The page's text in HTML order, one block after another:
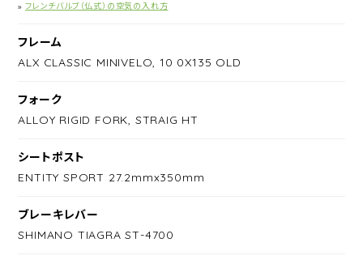
»フレンチバルブ（仏式）の空気の入れ方
フレーム
ALX CLASSIC MINIVELO, 10 0X135 OLD
フォーク
ALLOY RIGID FORK, STRAIG HT
シートポスト
ENTITY SPORT 27.2mmx350mm
ブレーキレバー
SHIMANO TIAGRA ST-4700